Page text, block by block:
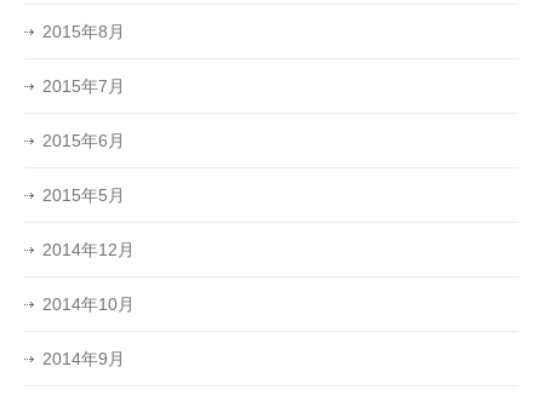
2015年8月
2015年7月
2015年6月
2015年5月
2014年12月
2014年10月
2014年9月